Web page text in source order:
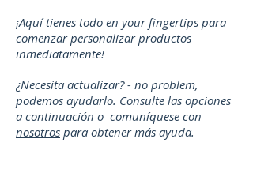
¡Aquí tienes todo en your fingertips para
comenzar personalizar productos
inmediatamente!
¿Necesita actualizar? - no problem,
podemos ayudarlo. Consulte las opciones
a continuación o comuníquese con
nosotros para obtener más ayuda.